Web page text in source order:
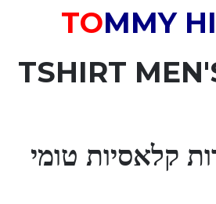
TOMMY
TSHIRT
קלאסיות טומי